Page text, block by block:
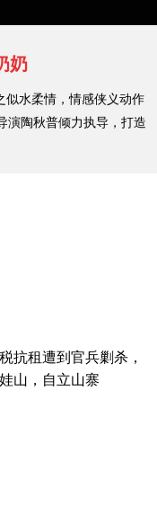
奶
似水柔情，情感侠义动作
演陶秋普倾力执导，打造
抗租遭到官兵剿杀，
山，自立山寨